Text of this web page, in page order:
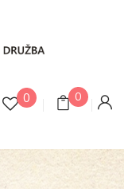
0 0